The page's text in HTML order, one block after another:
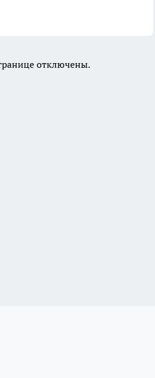
отключены.